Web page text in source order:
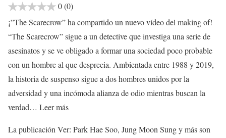
0(0)
¡”The Scarecrow” ha compartido un nuevo vídeo del making of!
“The Scarecrow” sigue a un detective que investiga una serie de
asesinatos y se ve obligado a formar una sociedad poco probable
con un hombre al que desprecia. Ambientada entre 1988 y 2019,
la historia de suspenso sigue a dos hombres unidos por la
adversidad y una incómoda alianza de odio mientras buscan la
verdad… Leer másM
r
La publicación Ver: Park Hae Soo, Jung Moon Sung y más son